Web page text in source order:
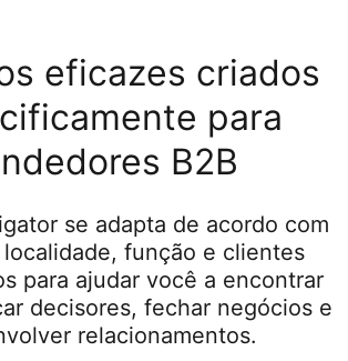
eficazes criados
para
B2B
se adapta de acordo com
função e clientes
para ajudar você a encontrar
decisores, fechar negócios e
relacionamentos.